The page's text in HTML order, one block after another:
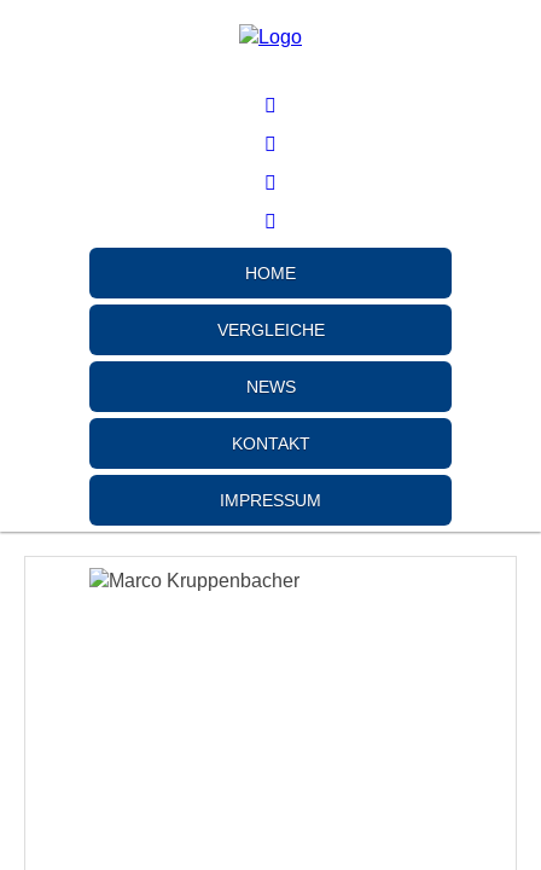
HOME
VERGLEICHE
NEWS
KONTAKT
IMPRESSUM